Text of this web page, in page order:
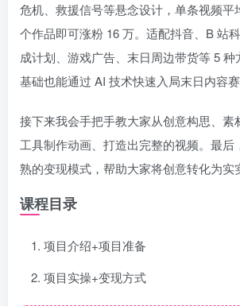
危机、救援信号等悬念设计，单条视频平
个作品即可涨粉 16 万。适配抖音、B 站
成计划、游戏广告、末日周边带货等 5
基础也能通过 AI 技术快速入局末日内容赛
接下来我会手把手教大家从创意构思、素
工具制作动画、打造出完整的视频。最后
熟的变现模式，帮助大家将创意转化为实
课程目录
项目介绍+项目准备
项目实操+变现方式